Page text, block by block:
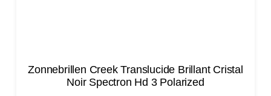
Zonnebrillen Creek Translucide Brillant Cristal
Noir Spectron Hd 3 Polarized